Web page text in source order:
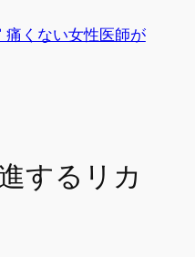
くない女性医師が
するリカ